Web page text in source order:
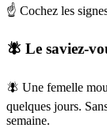
☝️ Cochez les
🪰 Le saviez-
🪰 Une femelle
quelques jours.
semaine.